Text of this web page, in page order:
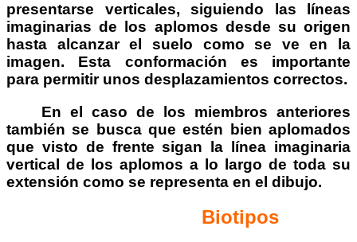
presentarse verticales, siguiendo las líneas
imaginarias de los aplomos desde su origen
hasta alcanzar el suelo como se ve en la
imagen. Esta conformación es importante
para permitir unos desplazamientos correctos.
En el caso de los miembros anteriores
también se busca que estén bien aplomados
que visto de frente sigan la línea imaginaria
vertical de los aplomos a lo largo de toda su
extensión como se representa en el dibujo.
Biotipos